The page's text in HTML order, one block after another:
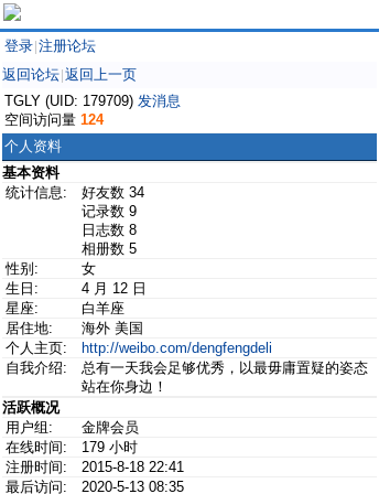
登录 注册论坛
返回论坛 返回上一页
TGLY (UID: 179709) 发消息
空间访问量 124
个人资料
基本资料
统计信息:
好友数 34
记录数 9
日志数 8
相册数 5
性别:
女
生日:
4 月 12 日
星座:
白羊座
居住地:
海外 美国
个人主页:
http://weibo.com/dengfengdeli
自我介绍:
总有一天我会足够优秀，以最毋庸置疑的姿态
站在你身边！
活跃概况
用户组:
金牌会员
在线时间:
179 小时
注册时间:
2015-8-18 22:41
最后访问:
2020-5-13 08:35